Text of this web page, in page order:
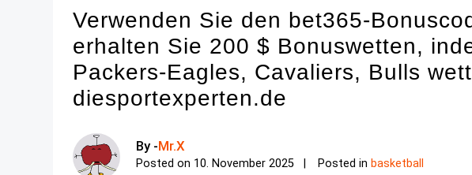
Verwenden Sie den bet365-
erhalten Sie 200 $ Bonuswetten,
Packers-Eagles, Cavaliers, Bulls
diesportexperten.de
By -Mr.X
Posted on 10. November 2025 Posted in basketball